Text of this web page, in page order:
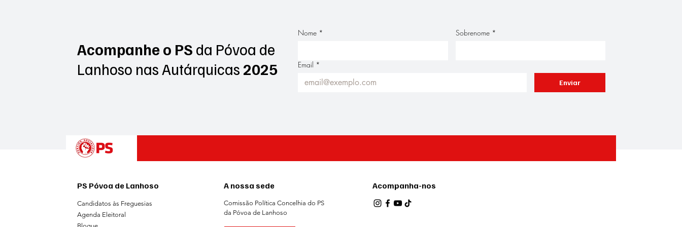
Acompanhe o PS da Póvoa de
Lanhoso nas Autárquicas 2025
Nome * Sobrenome *
Email *
Enviar
PS Póvoa de Lanhoso
Candidatos às Freguesias
Agenda Eleitoral
A nossa sede
Comissão Política Concelhia do PS
da Póvoa de Lanhoso
Acompanha-nos